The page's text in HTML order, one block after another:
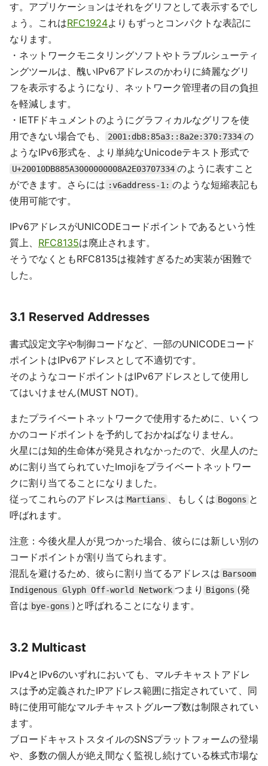
す。アプリケーションはそれをグリフとして表示するでし
ょう。これはRFC1924よりもずっとコンパクトな表記に
なります。
・ネットワークモニタリングソフトやトラブルシューティ
ングツールは、醜いIPv6アドレスのかわりに綺麗なグリ
フを表示するようになり、ネットワーク管理者の目の負担
を軽減します。
・IETFドキュメントのようにグラフィカルなグリフを使
用できない場合でも、
2001:db8:85a3::8a2e:370:7334 の
ようなIPv6形式を、より単純なUnicodeテキスト形式で
U+20010DB885A3000000008A2E03707334 のように表すこと
ができます。さらには :v6address-1: のような短縮表記も
使用可能です。
IPv6アドレスがUNICODEコードポイントであるという性
質上、 RFC8135は廃止されます。
そうでなくともRFC8135は複雑すぎるため実装が困難で
した。
3.1 Reserved Addresses
書式設定文字や制御コードなど、一部のUNICODEコード
ポイントはIPv6アドレスとして不適切です。
そのようなコードポイントはIPv6アドレスとして使用し
てはいけません(MUST NOT)。
またプライベートネットワークで使用するために、いくつ
かのコードポイントを予約しておかねばなりません。
火星には知的生命体が発見されなかったので、火星人のた
めに割り当てられていたImojiをプライベートネットワー
クに割り当てることになりました。
従ってこれらのアドレスは Martians 、もしくは Bogons と
呼ばれます。
注意：今後火星人が見つかった場合、彼らには新しい別の
コードポイントが割り当てられます。
混乱を避けるため、彼らに割り当てるアドレスは Barsoom
Indigenous Glyph Off-world Network つまり Bigons (発
音は bye-gons )と呼ばれることになります。
3.2 Multicast
IPv4とIPv6のいずれにおいても、マルチキャストアドレ
スは予め定義されたIPアドレス範囲に指定されていて、同
時に使用可能なマルチキャストグループ数は制限されてい
ます。
ブロードキャストスタイルのSNSプラットフォームの登場
や、多数の個人が絶え間なく監視し続けている株式市場な